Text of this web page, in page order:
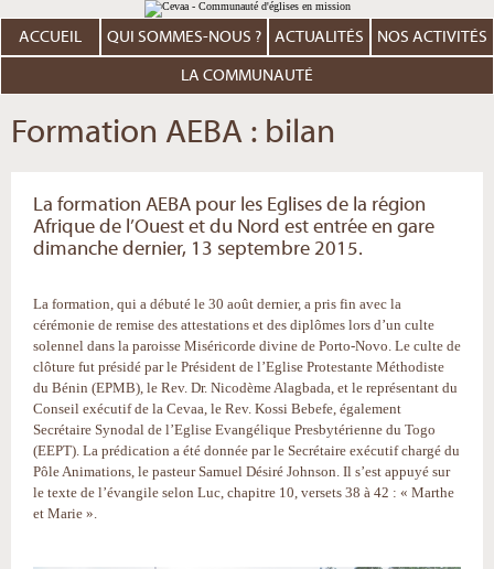
au
contenu.
Aller
personnels
ACCUEIL QUI SOMMES-NOUS ? ACTUALITÉS NOS ACTIVITÉS
LA COMMUNAUTÉ
Formation AEBA : bilan
La formation AEBA pour les Eglises de la région
Afrique de l’Ouest et du Nord est entrée en gare
dimanche dernier, 13 septembre 2015.
La formation, qui a débuté le 30 août dernier, a pris fin avec la
cérémonie de remise des attestations et des diplômes lors d’un culte
solennel dans la paroisse Miséricorde divine de Porto-Novo. Le culte de
clôture fut présidé par le Président de l’Eglise Protestante Méthodiste
du Bénin (EPMB), le Rev. Dr. Nicodème Alagbada, et le représentant du
Conseil exécutif de la Cevaa, le Rev. Kossi Bebefe, également
Secrétaire Synodal de l’Eglise Evangélique Presbytérienne du Togo
(EEPT). La prédication a été donnée par le Secrétaire exécutif chargé du
Pôle Animations, le pasteur Samuel Désiré Johnson. Il s’est appuyé sur
le texte de l’évangile selon Luc, chapitre 10, versets 38 à 42 : « Marthe
et Marie ».